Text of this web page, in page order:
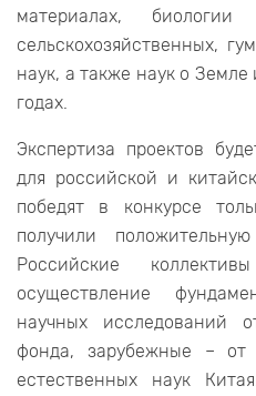
материалах,
сельскохозяйственных,
наук, а также наук о
годах.
Экспертиза проектов
для российской и
победят в конкурсе
получили
Российские
осуществление
научных исследований
фонда, зарубежные – от
естественных наук